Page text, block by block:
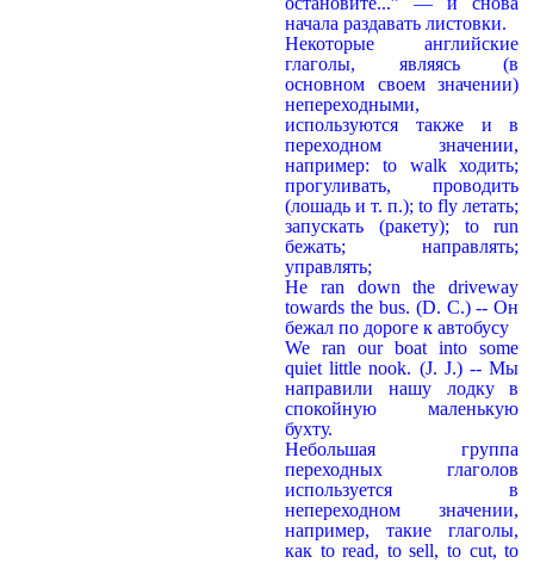
начала раздавать листовки.
Некоторые английские
глаголы, являясь (в
основном своем значении)
непереходными,
используются также и в
переходном значении,
например: to walk ходить;
прогуливать, проводить
(лошадь и т. п.); to fly летать;
запускать (ракету); to run
бежать; направлять;
управлять;
Не ran down the driveway
towards the bus. (D. С.) -- Он
бежал по дороге к автобусу
We ran our boat into some
quiet little nook. (J. J.) -- Мы
направили нашу лодку в
спокойную маленькую
бухту.
Небольшая группа
переходных глаголов
используется в
непереходном значении,
например, такие глаголы,
как to read, to sell, to cut, to